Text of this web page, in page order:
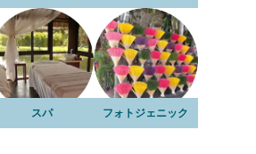
スパ フォトジェニック